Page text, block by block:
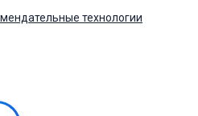
технологии